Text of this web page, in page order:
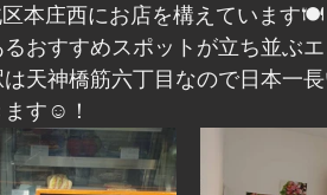
本庄西にお店を構えています🍽
おすすめスポットが立ち並ぶ
天神橋筋六丁目なので日本一
す☺️！